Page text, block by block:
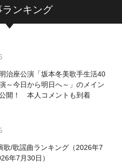
ランキング
治座公演「坂本冬美歌手生活40
～今日から明日へ～」のメイン
開！ 本人コメントも到着
歌/歌謡曲ランキング（2026年7
年7月30日）